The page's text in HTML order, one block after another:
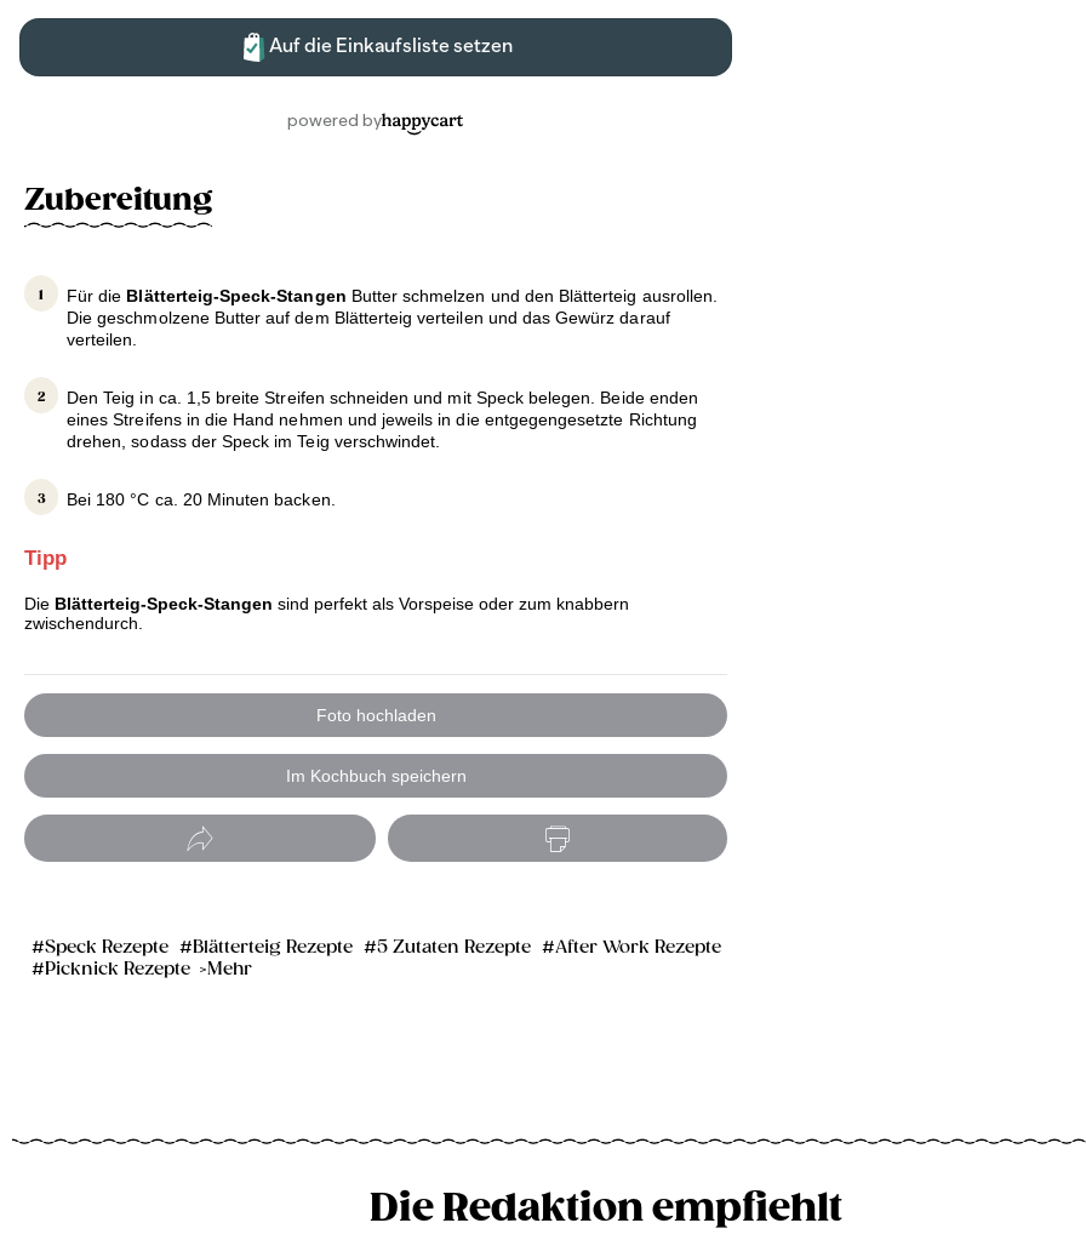
Zubereitung
Für die Blätterteig-Speck-Stangen Butter schmelzen und den Blätterteig ausrollen.
Die geschmolzene Butter auf dem Blätterteig verteilen und das Gewürz darauf
verteilen.
Den Teig in ca. 1,5 breite Streifen schneiden und mit Speck belegen. Beide enden
eines Streifens in die Hand nehmen und jeweils in die entgegengesetzte Richtung
drehen, sodass der Speck im Teig verschwindet.
Bei 180 °C ca. 20 Minuten backen.
Tipp
Die Blätterteig-Speck-Stangen sind perfekt als Vorspeise oder zum knabbern
zwischendurch.
Foto hochladen
Im Kochbuch speichern
Speck Rezepte Blätterteig Rezepte 5 Zutaten Rezepte
After Work Rezepte
Picknick Rezepte
Mehr
Die Redaktion empfiehlt